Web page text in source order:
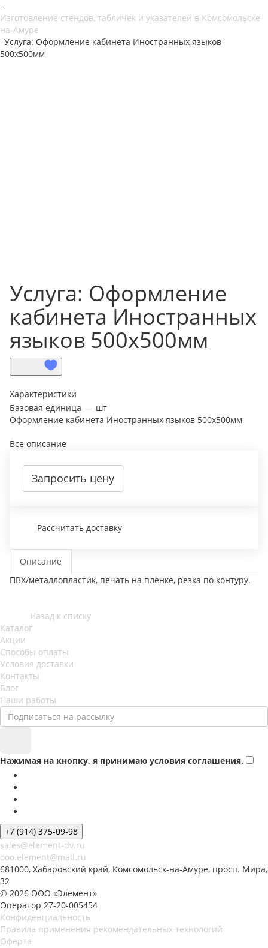
–
Изготовление стендов, табличек и указателей в Комсомольске-
на-Амуре
–Услуга: Оформление кабинета Иностранных языков
500х500мм
Услуга: Оформление
кабинета Иностранных
языков 500х500мм
Характеристики
Базовая единица — шт
Оформление кабинета Иностранных языков 500х500мм
Все описание
Запросить цену
Рассчитать доставку
Описание
ПВХ/металлопластик, печать на пленке, резка по контуру.
Назад к списку
Каталог
Акции
Способы оплаты
Условия доставки
Контакты
Блог
Наши работы
Нажимая на кнопку, я принимаю условия соглашения.
+7 (914) 375-09-98
sales@element-dv.ru
ooo.element@mail.ru
681000, Хабаровский край, Комсомольск-на-Амуре, просп. Мира,
32
© 2026 ООО «Элемент»
Оператор 27-20-005454
Конфиденциальность
Правила применения рекомендательных технологий
Оферта